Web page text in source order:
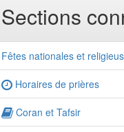
Sections
Fêtes nationales et
Horaires de prières
Coran et Tafsir